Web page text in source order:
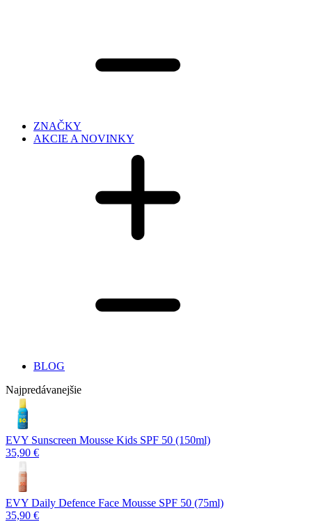
ZNAČKY
AKCIE A NOVINKY
BLOG
Najpredávanejšie
EVY Sunscreen Mousse Kids SPF 50 (150ml)
35,90 €
EVY Daily Defence Face Mousse SPF 50 (75ml)
35,90 €